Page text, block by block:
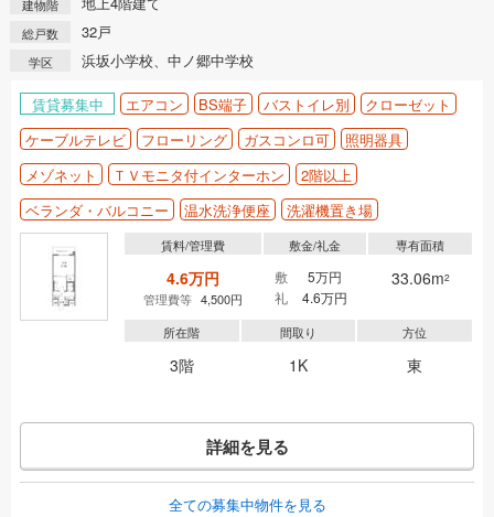
建物階
総戸数 32戸
学区 浜坂小学校、中ノ郷中学校
賃貸募集中 エアコン BS端子 バストイレ別
クローゼット
ケーブルテレビ
フローリング ガスコンロ可
照明器具
メゾネット
ＴＶモニタ付インターホン
2階以上
ベランダ・バルコニー
温水洗浄便座 洗濯機置き場
賃料/管理費
4.6万円
管理費等 4,500円
敷金/礼金
敷
5万円
礼
4.6万円
専有面積
33.06m2
所在階
3階
間取り
1K
方位
東
詳細を見る
全ての募集中物件を見る